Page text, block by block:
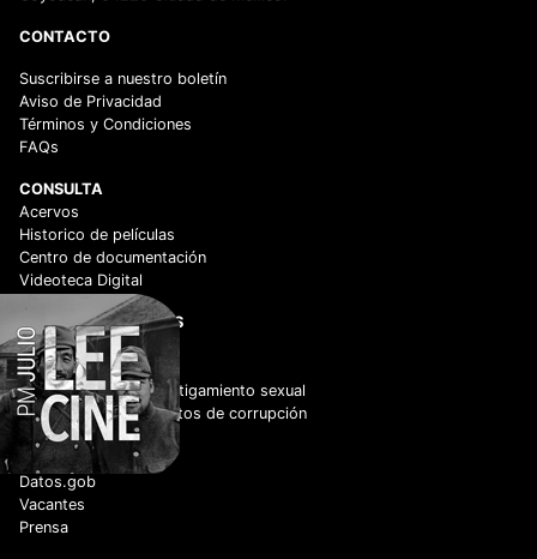
CONTACTO
Suscribirse a nuestro boletín
Aviso de Privacidad
Términos y Condiciones
FAQs
CONSULTA
Acervos
Historico de películas
Centro de documentación
Videoteca Digital
ENLACES DE INTERÉS
Adquisiciones
Normateca
Cero tolerancia al hostigamiento sexual
No tolerancia a los actos de corrupción
Código de Conducta
Código de Ética
Datos.gob
Vacantes
Prensa